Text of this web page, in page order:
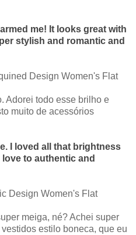
me! It looks great with
stylish and romantic and
Design Women's Flat
Adorei todo esse brilho e
muito de acessórios
I loved all that brightness
to authentic and
Design Women's Flat
meiga, né? Achei super
estilo boneca, que eu